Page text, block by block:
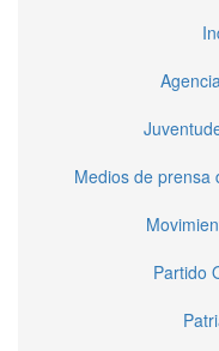
Medios de prensa
Partido